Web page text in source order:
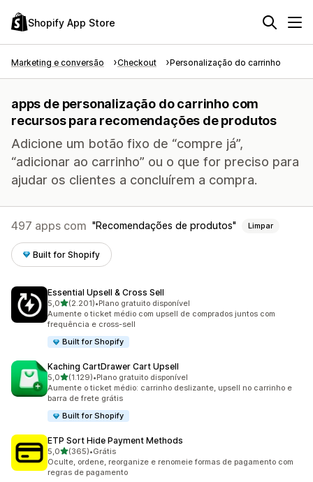
Shopify App Store
Marketing e conversão Checkout Personalização do carrinho
apps de personalização do carrinho com
recursos para recomendações de produtos
Adicione um botão fixo de “compre já”,
“adicionar ao carrinho” ou o que for preciso para
ajudar os clientes a concluírem a compra.
497 apps com Recomendações de produtos Limpar
Built for Shopify
Essential Upsell & Cross Sell
5,0de 5 estrelas
(2.201)
2201 avaliações ao todo
•Plano gratuito disponível
Aumente o ticket médio com upsell de comprados juntos com
frequência e cross-sell
Built for Shopify
Kaching CartDrawer Cart Upsell
5,0de 5 estrelas
(1.129)
1129 avaliações ao todo
•Plano gratuito disponível
Aumente o ticket médio: carrinho deslizante, upsell no carrinho e
barra de frete grátis
Built for Shopify
ETP Sort Hide Payment Methods
5,0de 5 estrelas
(365)
365 avaliações ao todo
•Grátis
Oculte, ordene, reorganize e renomeie formas de pagamento com
regras de pagamento